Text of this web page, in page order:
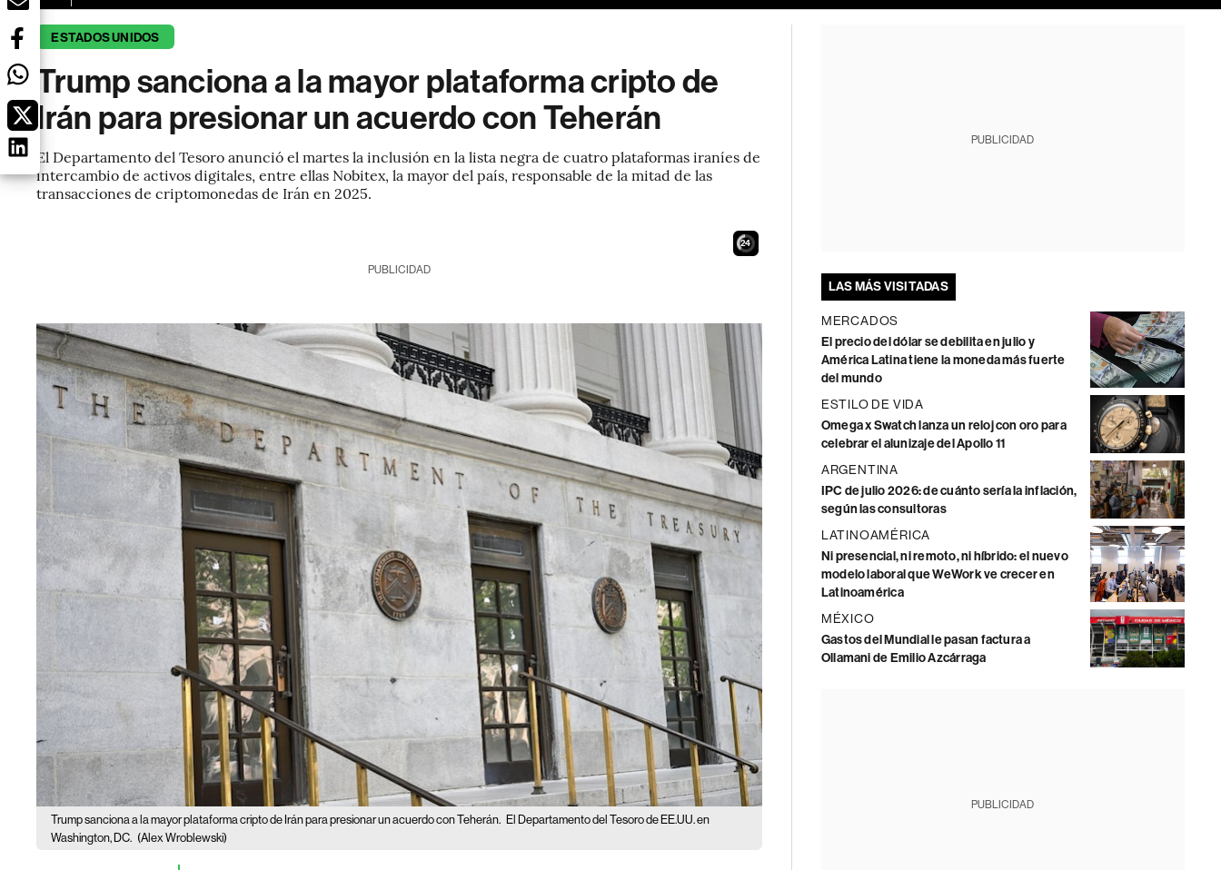
ESTADOS UNIDOS
Trump sanciona a la mayor plataforma cripto de
Irán para presionar un acuerdo con Teherán
El Departamento del Tesoro anunció el martes la inclusión en la lista negra de cuatro plataformas iraníes de
intercambio de activos digitales, entre ellas Nobitex, la mayor del país, responsable de la mitad de las
transacciones de criptomonedas de Irán en 2025.
23
PUBLICIDAD
Trump sanciona a la mayor plataforma cripto de Irán para presionar un acuerdo con Teherán. El Departamento del Tesoro de EE.UU. en
Washington, DC. (Alex Wroblewski)
PUBLICIDAD
LAS MÁS VISITADAS
MERCADOS
El precio del dólar se debilita en julio y
América Latina tiene la moneda más fuerte
del mundo
ESTILO DE VIDA
Omega x Swatch lanza un reloj con oro para
celebrar el alunizaje del Apollo 11
ARGENTINA
IPC de julio 2026: de cuánto sería la inflación,
según las consultoras
LATINOAMÉRICA
Ni presencial, ni remoto, ni híbrido: el nuevo
modelo laboral que WeWork ve crecer en
Latinoamérica
MÉXICO
Gastos del Mundial le pasan factura a
Ollamani de Emilio Azcárraga
PUBLICIDAD